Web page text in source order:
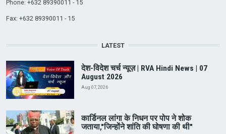
Phone: +632 89390011 - 15
Fax: +632 89390011 - 15
LATEST
देश-विदेश चर्च न्यूज़ | RVA Hindi News | 07
August 2026
Aug 07, 2026
कार्डिनल लांगा के निधन पर पोप ने शोक
जताया,"जिन्होंने शांति की घोषणा की थी"